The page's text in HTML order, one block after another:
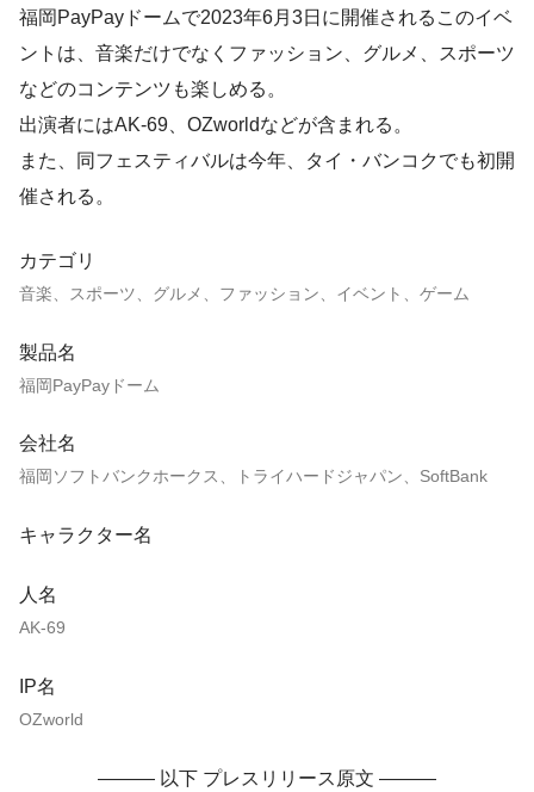
福岡PayPayドームで2023年6月3日に開催されるこのイベ
ントは、音楽だけでなくファッション、グルメ、スポーツ
などのコンテンツも楽しめる。
出演者にはAK-69、OZworldなどが含まれる。
また、同フェスティバルは今年、タイ・バンコクでも初開
催される。
カテゴリ
音楽、スポーツ、グルメ、ファッション、イベント、ゲーム
製品名
福岡PayPayドーム
会社名
福岡ソフトバンクホークス、トライハードジャパン、SoftBank
キャラクター名
人名
AK-69
IP名
OZworld
——— 以下 プレスリリース原文 ———